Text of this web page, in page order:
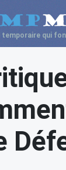
temporaire qui